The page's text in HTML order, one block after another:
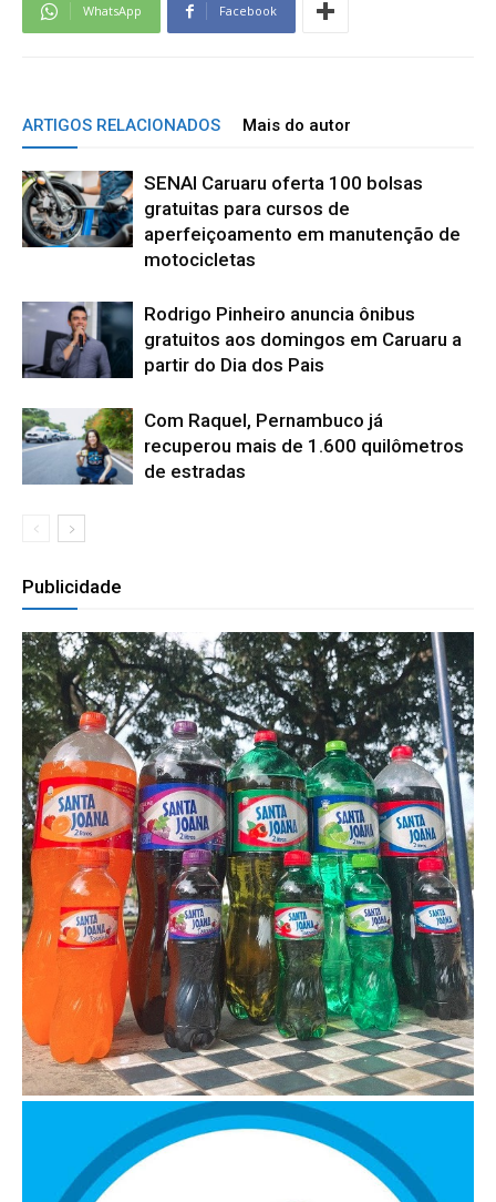
WhatsApp Facebook
ARTIGOS RELACIONADOS Mais do autor
SENAI Caruaru oferta 100 bolsas
gratuitas para cursos de
aperfeiçoamento em manutenção de
motocicletas
Rodrigo Pinheiro anuncia ônibus
gratuitos aos domingos em Caruaru a
partir do Dia dos Pais
Com Raquel, Pernambuco já
recuperou mais de 1.600 quilômetros
de estradas
Publicidade